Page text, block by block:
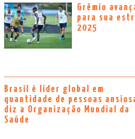
Grêmio
para sua
2025
Brasil é líder global em
quantidade de pessoas
diz a Organização Mundial da
Saúde